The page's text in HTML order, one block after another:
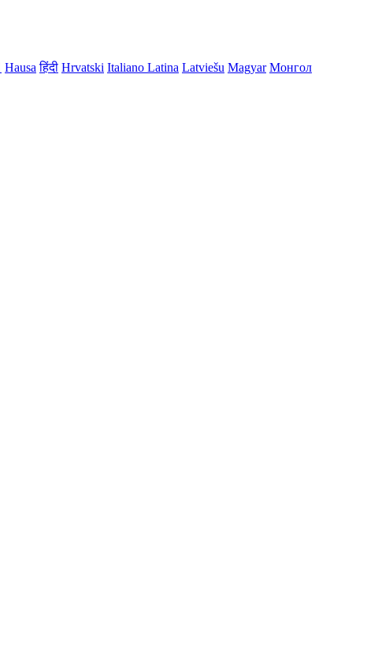
Hausa हिंदी Hrvatski Italiano Latina Latviešu Magyar Монгол